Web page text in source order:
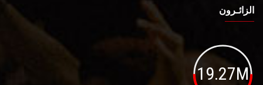
الزائـرون
19.27M